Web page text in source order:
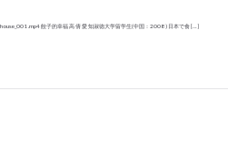
餃子的幸福 高 倩 愛知淑徳大学留学生(中国：2008) 日本で食 […]